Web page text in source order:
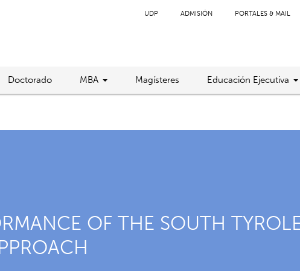
UDP ADMISIÓN PORTALES & MAIL
Doctorado MBA Magísteres Educación Ejecutiva
OF THE SOUTH